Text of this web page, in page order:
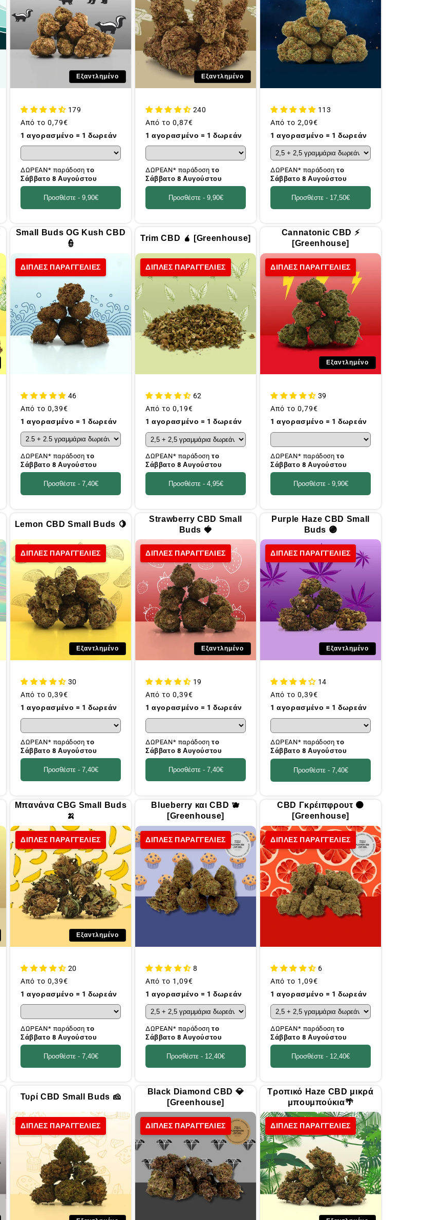
Εξαντλημένο
179
Συνήθης
τιμή
Από το 0,79€
1 αγορασμένο = 1 δωρεάν
ΔΩΡΕΑΝ* παράδοσητο
Σάββατο 8 Αυγούστου
Προσθέστε - 9,90€
Εξαντλημένο
240
Συνήθης
τιμή
Από το 0,87€
1 αγορασμένο = 1 δωρεάν
ΔΩΡΕΑΝ* παράδοσητο
Σάββατο 8 Αυγούστου
Προσθέστε - 9,90€
113
Συνήθης
τιμή
Από το 2,09€
1 αγορασμένο = 1 δωρεάν
ΔΩΡΕΑΝ* παράδοσητο
Σάββατο 8 Αυγούστου
Προσθέστε - 17,50€
Small Buds OG Kush CBD
👮
ΔΙΠΛΕΣ ΠΑΡΑΓΓΕΛΙΕΣ
46
Συνήθης
τιμή
Από το 0,39€
1 αγορασμένο = 1 δωρεάν
ΔΩΡΕΑΝ* παράδοσητο
Σάββατο 8 Αυγούστου
Προσθέστε - 7,40€
Trim CBD 🧉 [Greenhouse]
ΔΙΠΛΕΣ ΠΑΡΑΓΓΕΛΙΕΣ
62
Συνήθης
τιμή
Από το 0,19€
1 αγορασμένο = 1 δωρεάν
ΔΩΡΕΑΝ* παράδοσητο
Σάββατο 8 Αυγούστου
Προσθέστε - 4,95€
Cannatonic CBD ⚡️
[Greenhouse]
ΔΙΠΛΕΣ ΠΑΡΑΓΓΕΛΙΕΣ
Εξαντλημένο
39
Συνήθης
τιμή
Από το 0,79€
1 αγορασμένο = 1 δωρεάν
ΔΩΡΕΑΝ* παράδοσητο
Σάββατο 8 Αυγούστου
Προσθέστε - 9,90€
Lemon CBD Small Buds 🍋
ΔΙΠΛΕΣ ΠΑΡΑΓΓΕΛΙΕΣ
Εξαντλημένο
30
Συνήθης
τιμή
Από το 0,39€
1 αγορασμένο = 1 δωρεάν
ΔΩΡΕΑΝ* παράδοσητο
Σάββατο 8 Αυγούστου
Προσθέστε - 7,40€
Strawberry CBD Small
Buds 🍓
ΔΙΠΛΕΣ ΠΑΡΑΓΓΕΛΙΕΣ
Εξαντλημένο
19
Συνήθης
τιμή
Από το 0,39€
1 αγορασμένο = 1 δωρεάν
ΔΩΡΕΑΝ* παράδοσητο
Σάββατο 8 Αυγούστου
Προσθέστε - 7,40€
Purple Haze CBD Small
Buds 🟣
ΔΙΠΛΕΣ ΠΑΡΑΓΓΕΛΙΕΣ
Εξαντλημένο
14
Συνήθης
τιμή
Από το 0,39€
1 αγορασμένο = 1 δωρεάν
ΔΩΡΕΑΝ* παράδοσητο
Σάββατο 8 Αυγούστου
Προσθέστε - 7,40€
Μπανάνα CBG Small Buds
🍌
ΔΙΠΛΕΣ ΠΑΡΑΓΓΕΛΙΕΣ
Εξαντλημένο
20
Συνήθης
τιμή
Από το 0,39€
1 αγορασμένο = 1 δωρεάν
ΔΩΡΕΑΝ* παράδοσητο
Σάββατο 8 Αυγούστου
Προσθέστε - 7,40€
Blueberry και CBD 🫐
[Greenhouse]
ΔΙΠΛΕΣ ΠΑΡΑΓΓΕΛΙΕΣ
8
Συνήθης
τιμή
Από το 1,09€
1 αγορασμένο = 1 δωρεάν
ΔΩΡΕΑΝ* παράδοσητο
Σάββατο 8 Αυγούστου
Προσθέστε - 12,40€
CBD Γκρέιπφρουτ 🟠
[Greenhouse]
ΔΙΠΛΕΣ ΠΑΡΑΓΓΕΛΙΕΣ
6
Συνήθης
τιμή
Από το 1,09€
1 αγορασμένο = 1 δωρεάν
ΔΩΡΕΑΝ* παράδοσητο
Σάββατο 8 Αυγούστου
Προσθέστε - 12,40€
Τυρί CBD Small Buds 🧀
ΔΙΠΛΕΣ ΠΑΡΑΓΓΕΛΙΕΣ
Black Diamond CBD 💎
[Greenhouse]
ΔΙΠΛΕΣ ΠΑΡΑΓΓΕΛΙΕΣ
Τροπικό Haze CBD μικρά
μπουμπούκια🌴
ΔΙΠΛΕΣ ΠΑΡΑΓΓΕΛΙΕΣ